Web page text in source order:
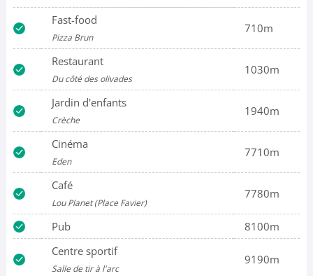
Fast-food
Pizza Brun
710m
Restaurant
Du côté des olivades
1030m
Jardin d'enfants
Crèche
1940m
Cinéma
Eden
7710m
Café
Lou Planet (Place Favier)
7780m
Pub
8100m
Centre sportif
Salle de tir à l'arc
9190m